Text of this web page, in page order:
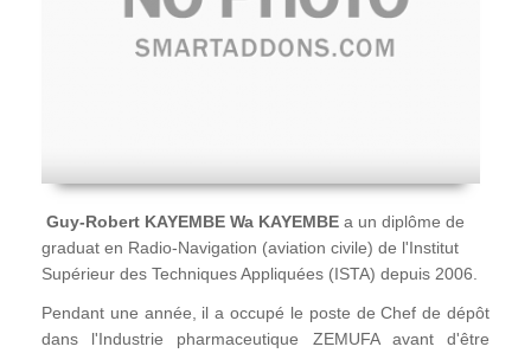
Guy-Robert KAYEMBE Wa KAYEMBE a un diplôme de
graduat en Radio-Navigation (aviation civile) de l'Institut
Supérieur des Techniques Appliquées (ISTA) depuis 2006.
Pendant une année, il a occupé le poste de Chef de dépôt
dans l'Industrie pharmaceutique ZEMUFA avant d'être